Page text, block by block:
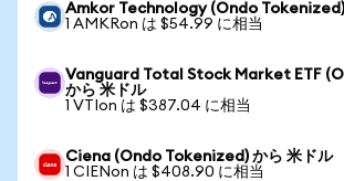
Amkor Technology (Ondo Tokenized)
1 AMKRon は $54.99 に相当
Vanguard Total Stock Market ETF
から 米ドル
1 VTIon は $387.04 に相当
Ciena (Ondo Tokenized) から 米ドル
1 CIENon は $408.90 に相当